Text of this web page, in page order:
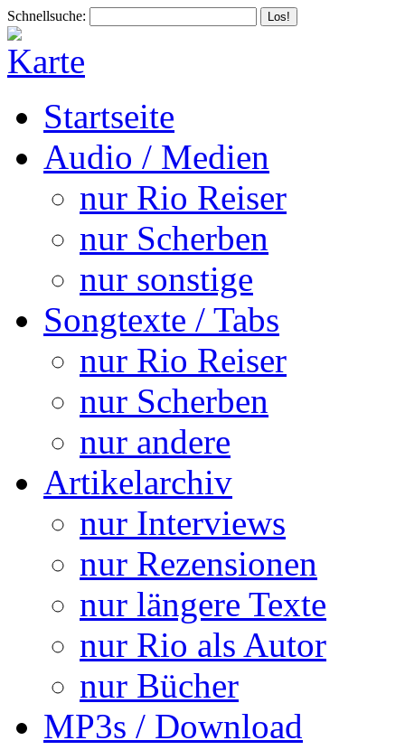
Schnellsuche:
Startseite
Audio / Medien
nur Rio Reiser
nur Scherben
nur sonstige
Songtexte / Tabs
nur Rio Reiser
nur Scherben
nur andere
Artikelarchiv
nur Interviews
nur Rezensionen
nur längere Texte
nur Rio als Autor
nur Bücher
MP3s / Download